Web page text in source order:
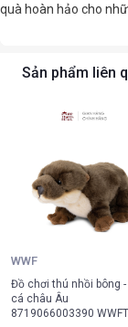
quà hoàn hảo cho
Sản phẩm liên
WWF
Đồ chơi thú nhồi bông -
cá châu Âu
8719066003390